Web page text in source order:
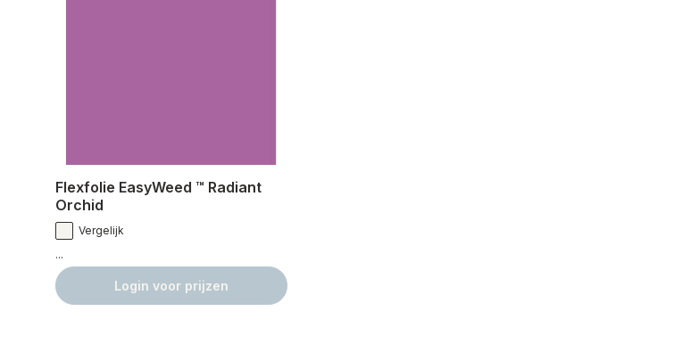
Flexfolie EasyWeed ™ Radiant
Orchid
Vergelijk
...
Login voor prijzen